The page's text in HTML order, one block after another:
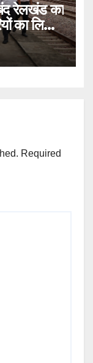
रेलखंड का
का लिया
Required